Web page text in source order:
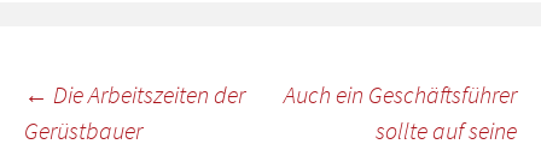
Beitragsnavigation
← Die Arbeitszeiten der
Gerüstbauer
Auch ein Geschäftsführer
sollte auf seine